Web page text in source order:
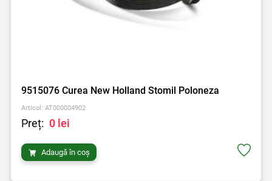
9515076 Curea New Holland Stomil Poloneza
Articol: AT000004902
Preț: 0 lei
Adaugă în coș